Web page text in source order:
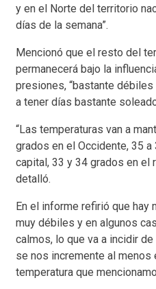
y en el Norte del territorio
días de la semana”.
Mencionó que el resto del
permanecerá bajo la
presiones, “bastante débiles
a tener días bastante
“Las temperaturas van a
grados en el Occidente, 35
capital, 33 y 34 grados en el
detalló.
En el informe refirió que hay
muy débiles y en algunos
calmos, lo que va a incidir
se nos incremente al menos
temperatura que